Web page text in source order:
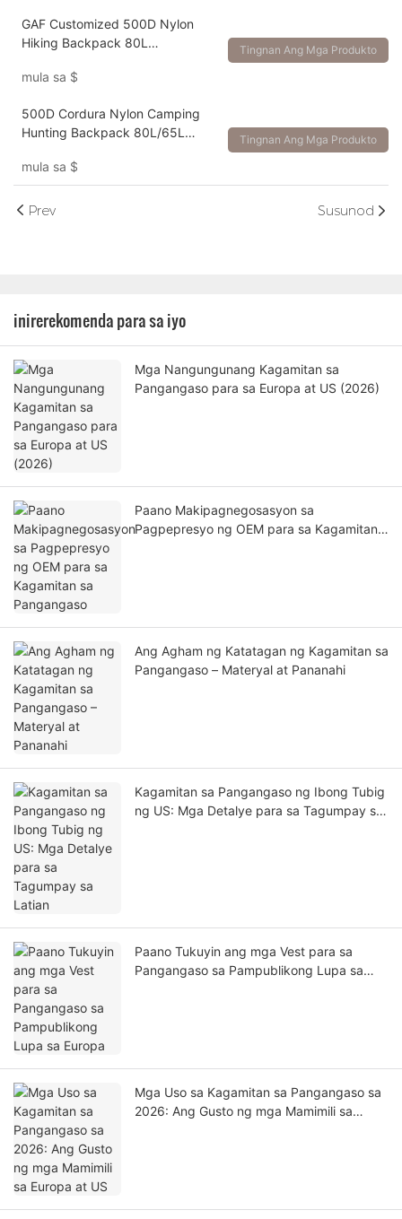
GAF Customized 500D Nylon
Hiking Backpack 80L
mula sa $
Tingnan Ang Mga Produkto
500D Cordura Nylon Camping
Hunting Backpack 80L/65L
mula sa $
Tingnan Ang Mga Produkto
Prev Susunod
inirerekomenda para sa iyo
Mga Nangungunang Kagamitan sa
Pangangaso para sa Europa at US (2026)
Paano Makipagnegosasyon sa
Pagpepresyo ng OEM para sa Kagamitan
Ang Agham ng Katatagan ng Kagamitan sa
Pangangaso – Materyal at Pananahi
Kagamitan sa Pangangaso ng Ibong Tubig
ng US: Mga Detalye para sa Tagumpay sa
Paano Tukuyin ang mga Vest para sa
Pangangaso sa Pampublikong Lupa sa
Mga Uso sa Kagamitan sa Pangangaso sa
2026: Ang Gusto ng mga Mamimili sa